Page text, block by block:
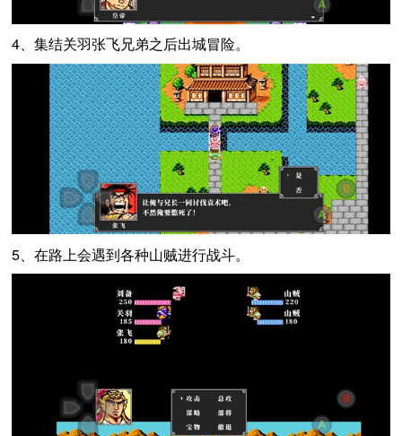
4、集结关羽张飞兄弟之后出城冒险。
5、在路上会遇到各种山贼进行战斗。